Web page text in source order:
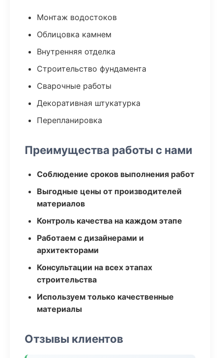
Монтаж водостоков
Облицовка камнем
Внутренняя отделка
Строительство фундамента
Сварочные работы
Декоративная штукатурка
Перепланировка
Преимущества работы с нами
Соблюдение сроков выполнения работ
Выгодные цены от производителей
материалов
Контроль качества на каждом этапе
Работаем с дизайнерами и
архитекторами
Консультации на всех этапах
строительства
Используем только качественные
материалы
Отзывы клиентов